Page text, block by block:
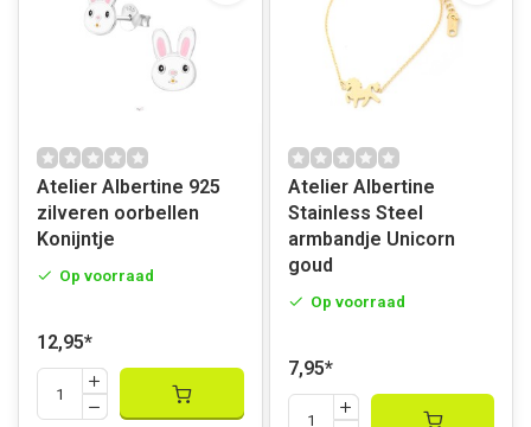
Atelier Albertine 925
zilveren oorbellen
Konijntje
Op voorraad
12,95*
Atelier Albertine
Stainless Steel
armbandje Unicorn
goud
Op voorraad
7,95*